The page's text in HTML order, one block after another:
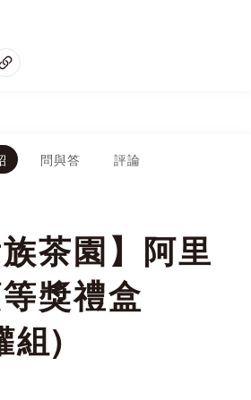
問與答 評論
族茶園】阿里
獎禮盒
組)